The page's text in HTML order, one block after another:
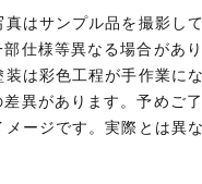
真はサンプル品を撮影し
仕様等異なる場合があり
装は彩色工程が手作業に
差異があります。予めご了
メージです。実際とは異